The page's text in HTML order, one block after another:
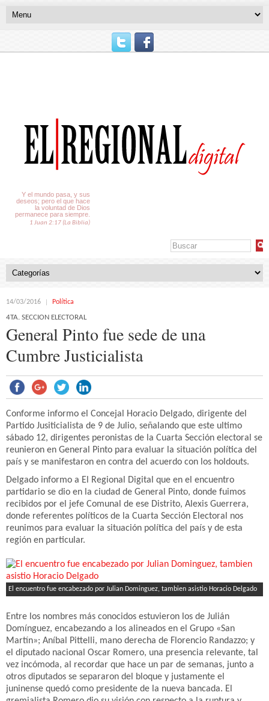
Y el mundo pasa, y sus
deseos; pero el que hace
la voluntad de Dios
permanece para siempre.
1 Juan 2:17 (La Biblia)
14/03/2016 Política
4TA. SECCION ELECTORAL
General Pinto fue sede de una
Cumbre Justicialista
Conforme informo el Concejal Horacio Delgado, dirigente del
Partido Jusiticialista de 9 de Julio, señalando que este ultimo
sábado 12, dirigentes peronistas de la Cuarta Sección electoral se
reunieron en General Pinto para evaluar la situación política del
país y se manifestaron en contra del acuerdo con los holdouts.
Delgado informo a El Regional Digital que en el encuentro
partidario se dio en la ciudad de General Pinto, donde fuimos
recibidos por el jefe Comunal de ese Distrito, Alexis Guerrera,
donde referentes políticos de la Cuarta Sección Electoral nos
reunimos para evaluar la situación política del país y de esta
región en particular.
El encuentro fue encabezado por Julian Dominguez, tambien asistio Horacio Delgado
Entre los nombres más conocidos estuvieron los de Julián
Domínguez, encabezando a los alineados en el Grupo «San
Martín»; Aníbal Pittelli, mano derecha de Florencio Randazzo; y
el diputado nacional Oscar Romero, una presencia relevante, tal
vez incómoda, al recordar que hace un par de semanas, junto a
otros diputados se separaron del bloque y justamente el
juninense quedó como presidente de la nueva bancada. El